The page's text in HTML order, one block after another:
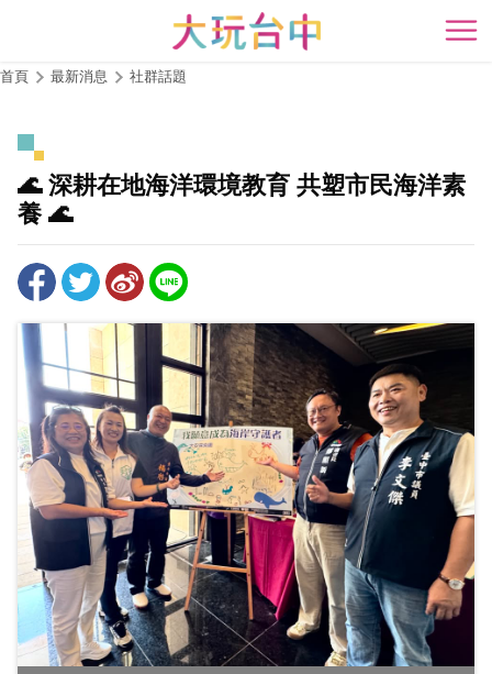
主
要
開
首頁 最新消息 社群話題
🌊 深耕在地海洋環境教育 共塑市民海洋素
養 🌊